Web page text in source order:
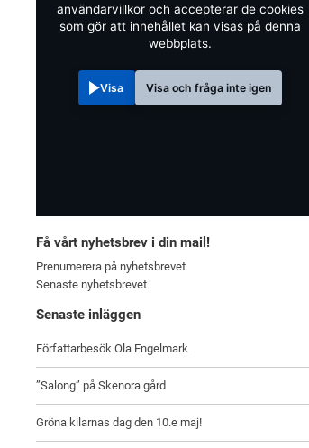
användarvillkor och accepterar de cookies
som gör att innehållet kan visas på denna
webbplats.
Visa Visa och fråga inte igen
Få vårt nyhetsbrev i din mail!
Prenumerera på nyhetsbrevet
Senaste nyhetsbrevet
Senaste inläggen
Författarbesök Ola Engelmark
”Salong” på Skenora gård
Gröna kilarnas dag den 10.e maj!